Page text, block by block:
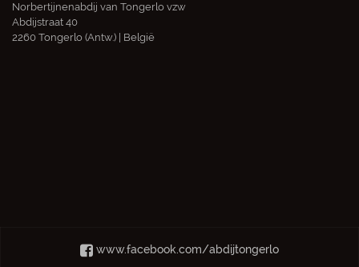
Norbertijnenabdij van Tongerlo vzw
Abdijstraat 40
2260 Tongerlo (Antw.) | België
www.facebook.com/abdijtongerlo